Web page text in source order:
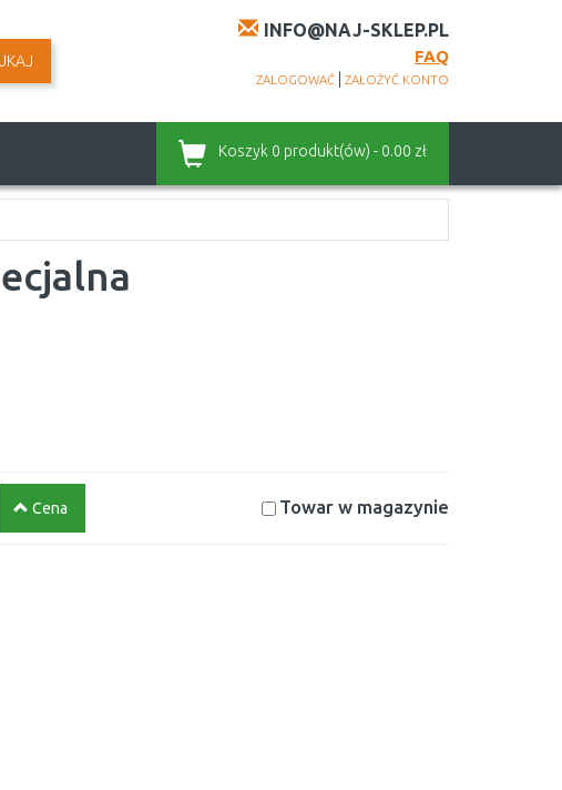
INFO@NAJ-SKLEP.PL
FAQ
ZALOGOWAĆ ZAŁOŻYĆ KONTO
Koszyk 0 produkt(ów) - 0.00 zł
Cena Towar w magazynie